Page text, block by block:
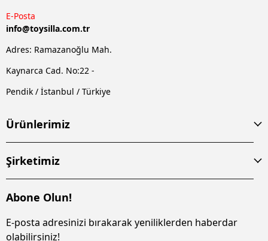
E-Posta
info@toysilla.com.tr
Adres: Ramazanoğlu Mah.
Kaynarca Cad. No:22 -
Pendik / İstanbul / Türkiye
Ürünlerimiz
Şirketimiz
Abone Olun!
E-posta adresinizi bırakarak yeniliklerden haberdar
olabilirsiniz!